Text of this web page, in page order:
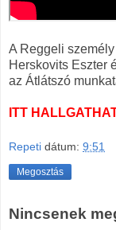
A Reggeli
Herskovits Eszter
az Átlátszó
ITT
Repeti dátum: 9:51
Megosztás
Nincsenek